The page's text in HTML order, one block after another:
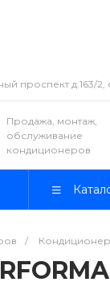
проспект д.163/
Продажа, монтаж,
обслуживание
кондиционеров
/